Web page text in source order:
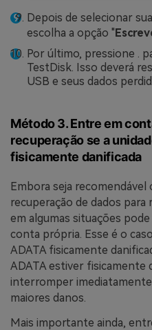
Depois de selecionar
escolha a opção "
Por último, pressione .
TestDisk. Isso deverá
USB e seus dados
Método 3. Entre em
recuperação se a
fisicamente danificada
Embora seja
recuperação de dados
em algumas situações
conta própria. Esse é o
ADATA fisicamente
ADATA estiver fisicamente
interromper
maiores danos.
Mais importante ainda,